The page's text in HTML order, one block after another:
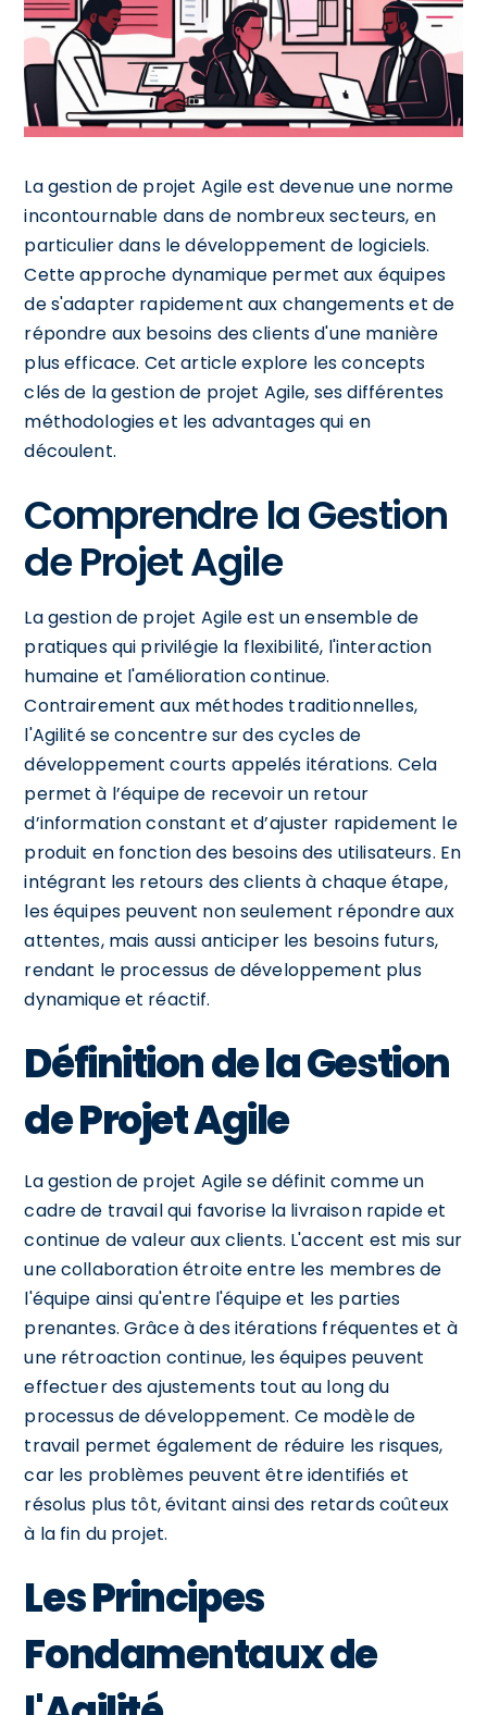
La gestion de projet Agile est devenue une norme
incontournable dans de nombreux secteurs, en
particulier dans le développement de logiciels.
Cette approche dynamique permet aux équipes
de s'adapter rapidement aux changements et de
répondre aux besoins des clients d'une manière
plus efficace. Cet article explore les concepts
clés de la gestion de projet Agile, ses différentes
méthodologies et les advantages qui en
découlent.
Comprendre la Gestion
de Projet Agile
La gestion de projet Agile est un ensemble de
pratiques qui privilégie la flexibilité, l'interaction
humaine et l'amélioration continue.
Contrairement aux méthodes traditionnelles,
l'Agilité se concentre sur des cycles de
développement courts appelés itérations. Cela
permet à l’équipe de recevoir un retour
d’information constant et d’ajuster rapidement le
produit en fonction des besoins des utilisateurs. En
intégrant les retours des clients à chaque étape,
les équipes peuvent non seulement répondre aux
attentes, mais aussi anticiper les besoins futurs,
rendant le processus de développement plus
dynamique et réactif.
Définition de la Gestion
de Projet Agile
La gestion de projet Agile se définit comme un
cadre de travail qui favorise la livraison rapide et
continue de valeur aux clients. L'accent est mis sur
une collaboration étroite entre les membres de
l'équipe ainsi qu'entre l'équipe et les parties
prenantes. Grâce à des itérations fréquentes et à
une rétroaction continue, les équipes peuvent
effectuer des ajustements tout au long du
processus de développement. Ce modèle de
travail permet également de réduire les risques,
car les problèmes peuvent être identifiés et
résolus plus tôt, évitant ainsi des retards coûteux
à la fin du projet.
Les Principes
Fondamentaux de